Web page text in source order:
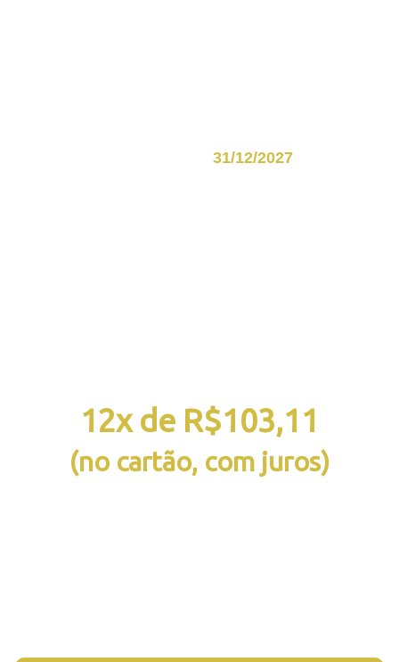
31/12/2027
12x de R$103,11
(no cartão, com juros)